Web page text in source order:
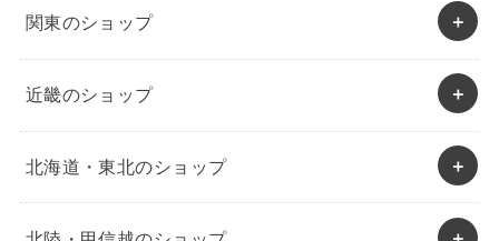
関東のショップ
近畿のショップ
北海道・東北のショップ